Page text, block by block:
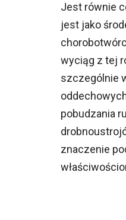
Jest równie
jest jako
wyciąg z tej
szczególnie
pobudzania
znaczenie